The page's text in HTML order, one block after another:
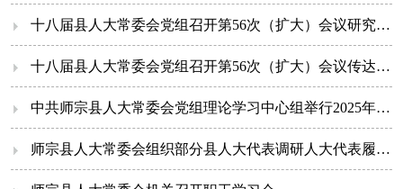
十八届县人大常委会党组召开第56次（扩大）会议研究部署常委会机关深入贯彻中央八项规定精神学习教育工作
十八届县人大常委会党组召开第56次（扩大）会议传达学习习近平总书记在云南考察的重要讲话重要指示精神
中共师宗县人大常委会党组理论学习中心组举行2025年第二次集中学习
师宗县人大常委会组织部分县人大代表调研人大代表履职平台 “规范化建设、实体化运行”工作情况